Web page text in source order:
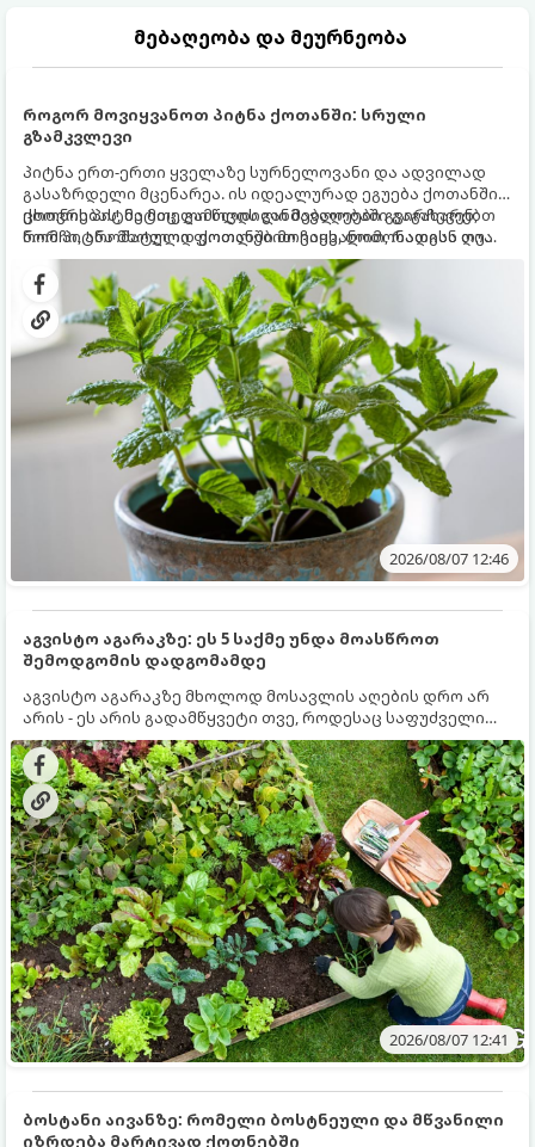
მებაღეობა და მეურნეობა
როგორ მოვიყვანოთ პიტნა ქოთანში: სრული
გზამკვლევი
პიტნა ერთ-ერთი ყველაზე სურნელოვანი და ადვილად
გასაზრდელი მცენარეა. ის იდეალურად ეგუება ქოთანში
ცხოვრებას, მეტიც, გამოცდილი მებაღეები გვირჩევენ,
რომ პიტნა მხოლოდ ქოთანში მოვიყვანოთ, რადგან ღია
გრუნტში (ბაღში) დარგვისას ის ფესვებით ძალიან
სწრაფად ვრცელდება და სხვა მცენარეებს ავიწროებს.
ქოთნის პიტნა მთელი წლის განმავლობაში გაგახარებთ
ნორჩი, არომატული ფოთლებით ჩაის, ლიმონათისა თუ
კერძებისთვის.
2026/08/07 12:46
აგვისტო აგარაკზე: ეს 5 საქმე უნდა მოასწროთ
შემოდგომის დადგომამდე
აგვისტო აგარაკზე მხოლოდ მოსავლის აღების დრო არ
არის - ეს არის გადამწყვეტი თვე, როდესაც საფუძველი
ეყრება მომავალი წლის მოსავალს და ბაღი მზადდება
შემოდგომა-ზამთრის სეზონისთვის. იმისათვის, რომ
ნიადაგმა ენერგია აღიდგინოს, ხოლო მცენარეებმა
ზამთარს გაუძლონ, აგვისტოს ბოლომდე 5
მნიშვნელოვანი საქმის გაკეთება უნდა მოასწროთ:
2026/08/07 12:41
ბოსტანი აივანზე: რომელი ბოსტნეული და მწვანილი
იზრდება მარტივად ქოთნებში